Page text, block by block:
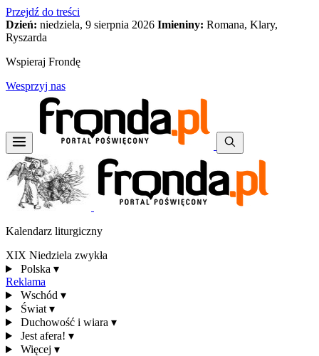
Przejdź do treści
Dzień: niedziela, 9 sierpnia 2026 Imieniny: Romana, Klary,
Ryszarda
Wspieraj Frondę
Wesprzyj nas
Kalendarz liturgiczny
XIX Niedziela zwykła
Polska ▾
Reklama
Wschód ▾
Świat ▾
Duchowość i wiara ▾
Jest afera! ▾
Więcej ▾